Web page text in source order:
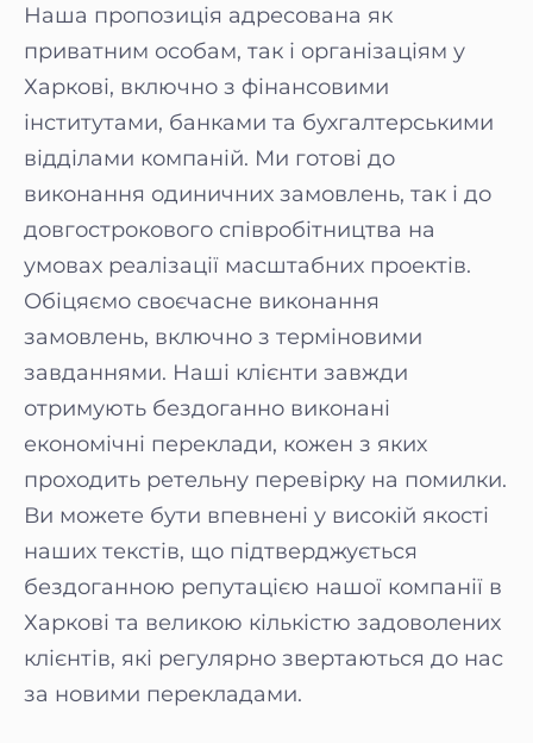
Наша пропозиція адресована як
приватним особам, так і організаціям у
Харкові, включно з фінансовими
інститутами, банками та бухгалтерськими
відділами компаній. Ми готові до
виконання одиничних замовлень, так і до
довгострокового співробітництва на
умовах реалізації масштабних проектів.
Обіцяємо своєчасне виконання
замовлень, включно з терміновими
завданнями. Наші клієнти завжди
отримують бездоганно виконані
економічні переклади, кожен з яких
проходить ретельну перевірку на помилки.
Ви можете бути впевнені у високій якості
наших текстів, що підтверджується
бездоганною репутацією нашої компанії в
Харкові та великою кількістю задоволених
клієнтів, які регулярно звертаються до нас
за новими перекладами.